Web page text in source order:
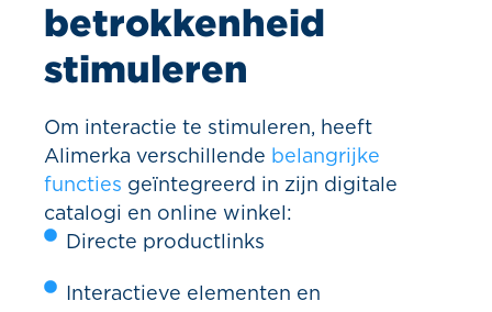
betrokkenheid
stimuleren
Om interactie te stimuleren, heeft
Alimerka verschillende belangrijke
functies geïntegreerd in zijn digitale
catalogi en online winkel:
Directe productlinks
Interactieve elementen en